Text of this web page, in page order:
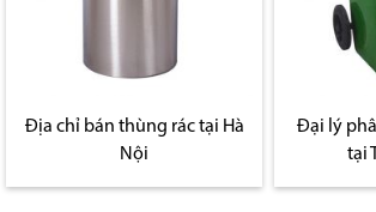
Địa chỉ bán thùng rác tại Hà
Nội
Đại lý
tại